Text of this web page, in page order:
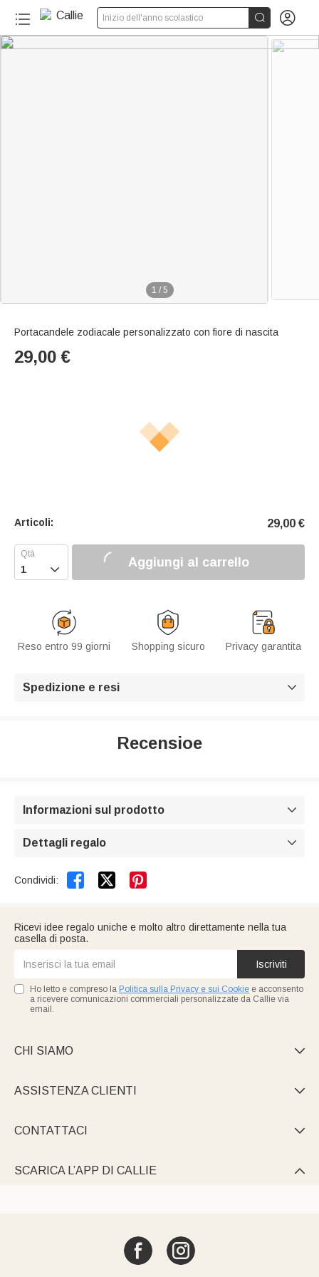
Inizio dell'anno scolastico  
1 / 5
Portacandele zodiacale personalizzato con fiore di nascita
29,00 €
Articoli: 29,00 €
 Aggiungi al carrello
Reso entro 99 giorni Shopping sicuro Privacy garantita
Spedizione e resi 
Recensioe
Informazioni sul prodotto 
Dettagli regalo 
Condividi:  
Ricevi idee regalo uniche e molto altro direttamente nella tua
casella di posta.
Iscriviti
Ho letto e compreso la Politica sulla Privacy e sui Cookie e acconsento
a ricevere comunicazioni commerciali personalizzate da Callie via
email.
CHI SIAMO 
ASSISTENZA CLIENTI 
CONTATTACI 
SCARICA L’APP DI CALLIE 